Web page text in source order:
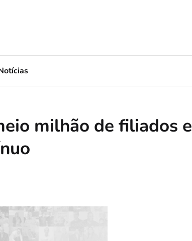
milhão de filiados e